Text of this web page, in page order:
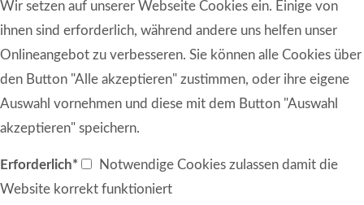
Wir setzen auf unserer Webseite Cookies ein. Einige von
ihnen sind erforderlich, während andere uns helfen unser
Onlineangebot zu verbesseren. Sie können alle Cookies über
den Button "Alle akzeptieren" zustimmen, oder ihre eigene
Auswahl vornehmen und diese mit dem Button "Auswahl
akzeptieren" speichern.
Erforderlich*
Notwendige Cookies zulassen damit die
Website korrekt funktioniert